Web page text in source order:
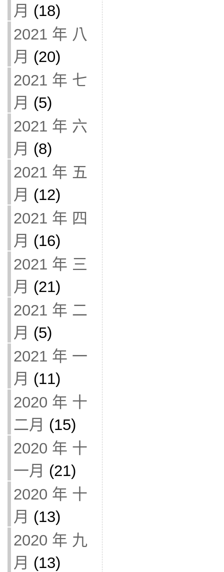
月 (18)
2021 年 八
月 (20)
2021 年 七
月 (5)
2021 年 六
月 (8)
2021 年 五
月 (12)
2021 年 四
月 (16)
2021 年 三
月 (21)
2021 年 二
月 (5)
2021 年 一
月 (11)
2020 年 十
二月 (15)
2020 年 十
一月 (21)
2020 年 十
月 (13)
2020 年 九
月 (13)